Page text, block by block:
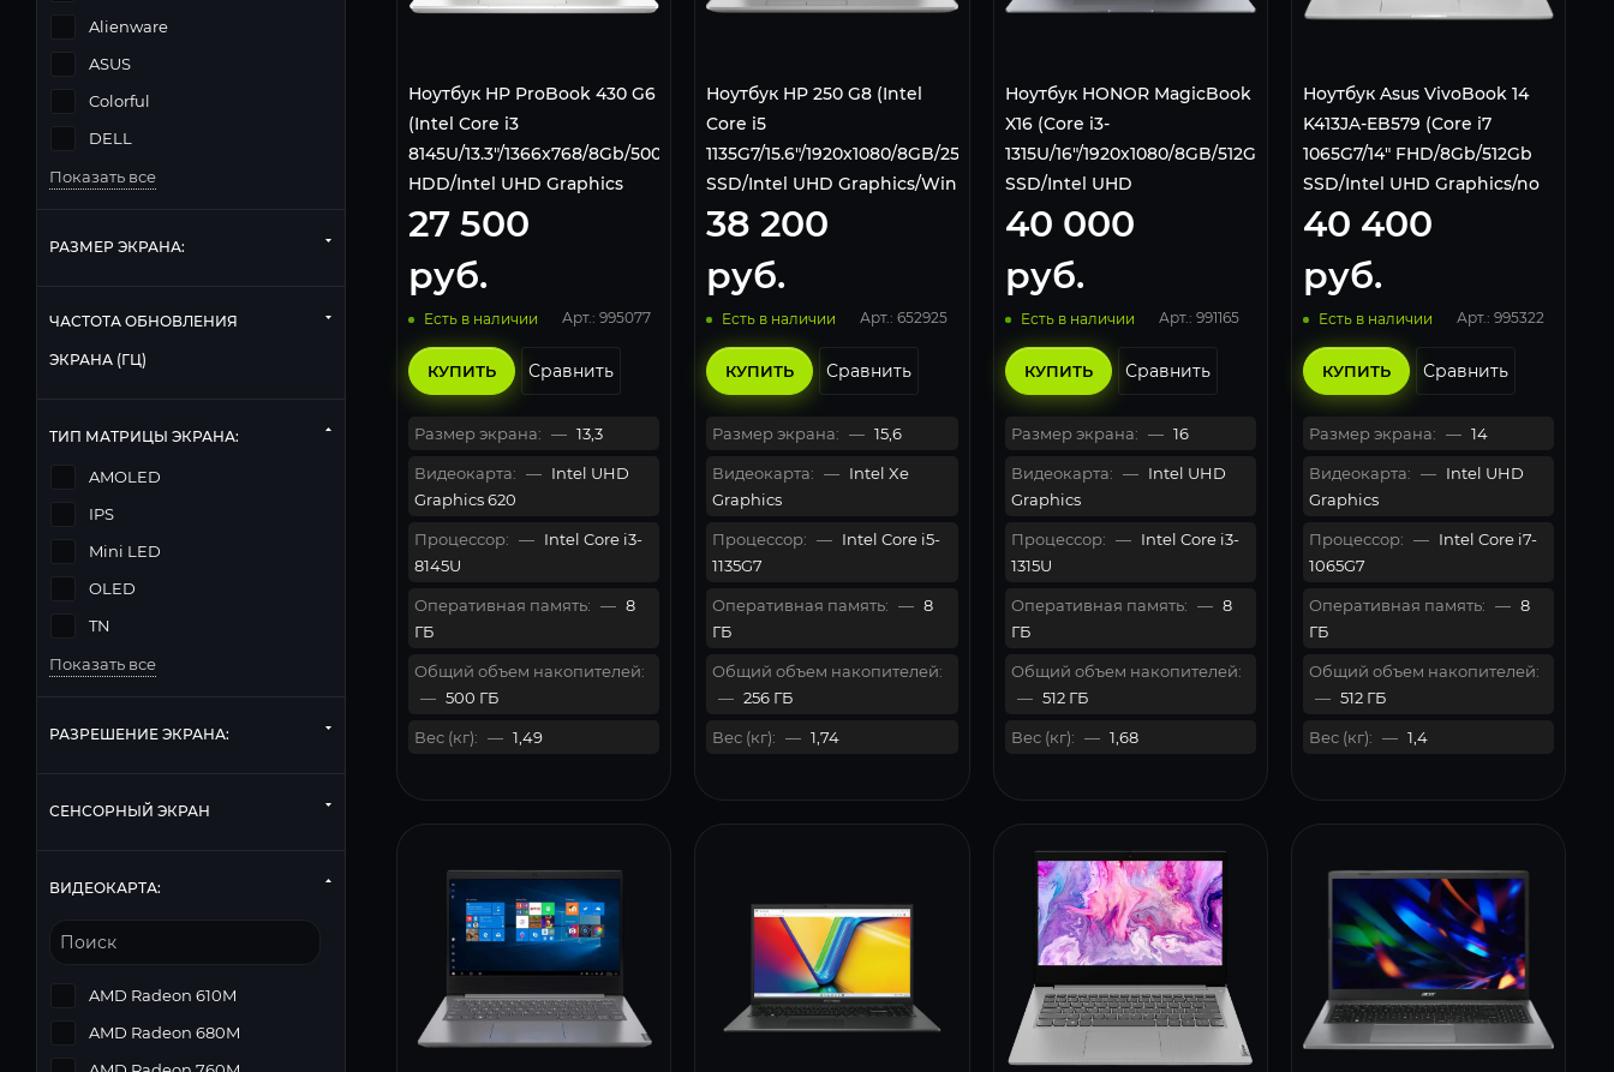
Ноутбук HP ProBook 430 G6
(Intel Core i3
8145U/13.3"/1366x768/8Gb/500Gb
HDD/Intel UHD Graphics
620/Wi-Fi/Bluetooth/Win 11
Pro) 6EC38ES
27 500
руб.
Есть в наличии Арт.: 995077
КУПИТЬ Сравнить
Размер экрана: — 13,3
Видеокарта: — Intel UHD
Graphics 620
Процессор: — Intel Core i3-
8145U
Оперативная память: — 8
ГБ
Общий объем накопителей:
— 500 ГБ
Вес (кг): — 1,49
Ноутбук HP 250 G8 (Intel
Core i5
1135G7/15.6"/1920x1080/8GB/256GB
SSD/Intel UHD Graphics/Win
10 Home) 3V5F4EA, Silver
38 200
руб.
Есть в наличии Арт.: 652925
КУПИТЬ Сравнить
Размер экрана: — 15,6
Видеокарта: — Intel Xe
Graphics
Процессор: — Intel Core i5-
1135G7
Оперативная память: — 8
ГБ
Общий объем накопителей:
— 256 ГБ
Вес (кг): — 1,74
Ноутбук HONOR MagicBook
X16 (Core i3-
1315U/16"/1920x1080/8GB/512GB
SSD/Intel UHD
Graphics/DOS)
40 000
руб.
Есть в наличии Арт.: 991165
КУПИТЬ Сравнить
Размер экрана: — 16
Видеокарта: — Intel UHD
Graphics
Процессор: — Intel Core i3-
1315U
Оперативная память: — 8
ГБ
Общий объем накопителей:
— 512 ГБ
Вес (кг): — 1,68
Ноутбук Asus VivoBook 14
K413JA-EB579 (Core i7
1065G7/14" FHD/8Gb/512Gb
SSD/Intel UHD Graphics/no
OS) Серебристый
40 400
руб.
Есть в наличии Арт.: 995322
КУПИТЬ Сравнить
Размер экрана: — 14
Видеокарта: — Intel UHD
Graphics
Процессор: — Intel Core i7-
1065G7
Оперативная память: — 8
ГБ
Общий объем накопителей:
— 512 ГБ
Вес (кг): — 1,4
Alienware
ASUS
Colorful
DELL
Показать все
РАЗМЕР ЭКРАНА:
ЧАСТОТА ОБНОВЛЕНИЯ
ЭКРАНА (ГЦ)
ТИП МАТРИЦЫ ЭКРАНА:
AMOLED
IPS
Mini LED
OLED
TN
Показать все
РАЗРЕШЕНИЕ ЭКРАНА:
СЕНСОРНЫЙ ЭКРАН
ВИДЕОКАРТА:
AMD Radeon 610M
AMD Radeon 680M